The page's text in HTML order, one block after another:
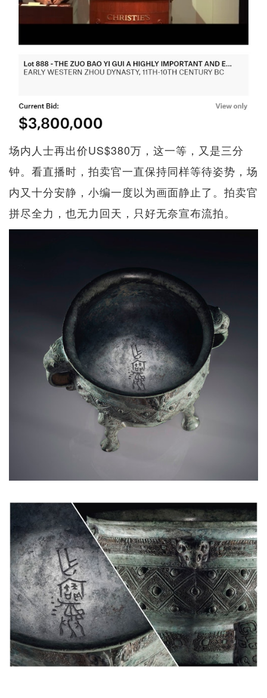
场内人士再出价US$380万，这一等，又是三分
钟。看直播时，拍卖官一直保持同样等待姿势，场
内又十分安静，小编一度以为画面静止了。拍卖官
拼尽全力，也无力回天，只好无奈宣布流拍。